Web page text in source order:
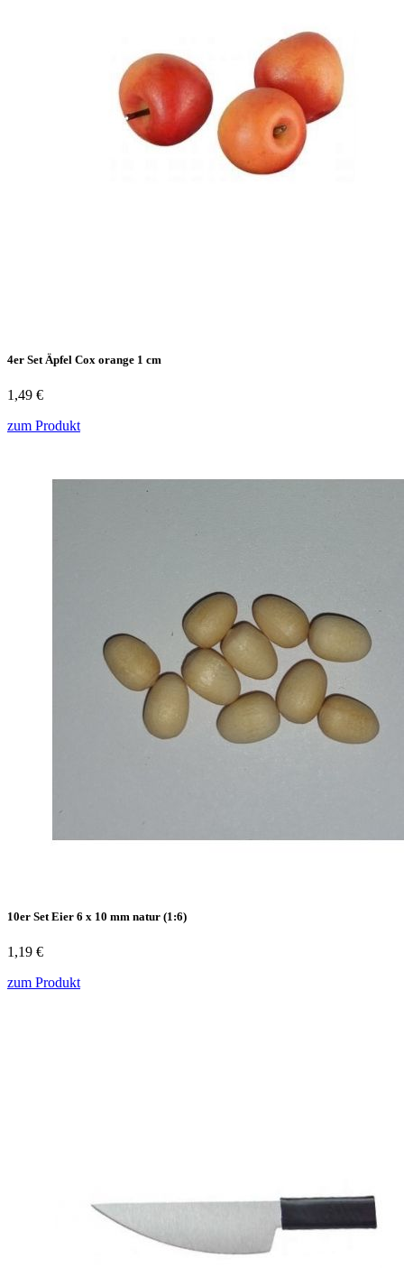
4er Set Äpfel Cox orange 1 cm
1,49 €
zum Produkt
10er Set Eier 6 x 10 mm natur (1:6)
1,19 €
zum Produkt